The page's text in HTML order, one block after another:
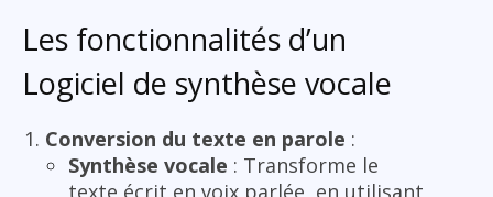
Les fonctionnalités d’un
Logiciel de synthèse vocale
Conversion du texte en parole :
Synthèse vocale : Transforme le
texte écrit en voix parlée, en utilisant